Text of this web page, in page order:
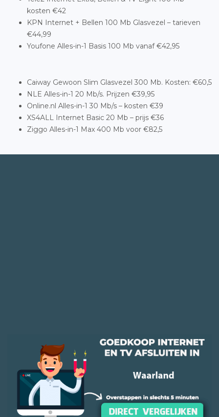
kosten €42
KPN Internet + Bellen 100 Mb Glasvezel – tarieven
€44,99
Youfone Alles-in-1 Basis 100 Mb vanaf €42,95
Caiway Gewoon Slim Glasvezel 300 Mb. Kosten: €60,5
NLE Alles-in-1 20 Mb/s. Prijzen €39,95
Online.nl Alles-in-1 30 Mb/s – kosten €39
XS4ALL Internet Basic 20 Mb – prijs €36
Ziggo Alles-in-1 Max 400 Mb voor €82,5